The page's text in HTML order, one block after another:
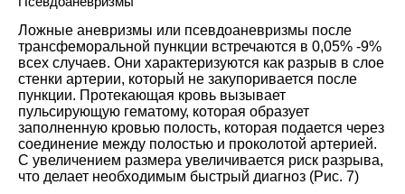
Ложные аневризмы или псевдоаневризмы после
трансфеморальной пункции встречаются в 0,05% -9%
всех случаев. Они характеризуются как разрыв в слое
стенки артерии, который не закупоривается после
пункции. Протекающая кровь вызывает
пульсирующую гематому, которая образует
заполненную кровью полость, которая подается через
соединение между полостью и проколотой артерией.
С увеличением размера увеличивается риск разрыва,
что делает необходимым быстрый диагноз (Рис. 7)